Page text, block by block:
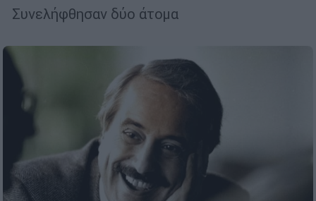
Συνελήφθησαν δύο άτομα